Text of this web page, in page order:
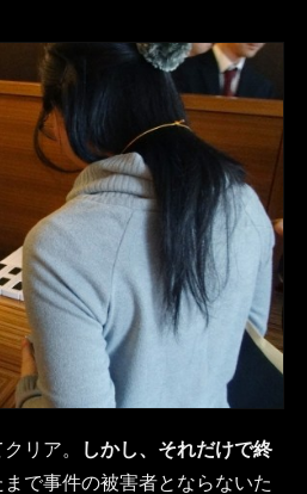
リア。
しかし、それだけで終
で事件の被害者とならないた